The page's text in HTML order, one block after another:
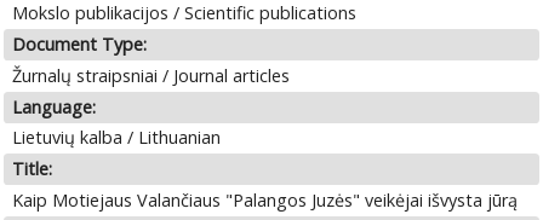
Mokslo publikacijos / Scientific publications
Document Type:
Žurnalų straipsniai / Journal articles
Language:
Lietuvių kalba / Lithuanian
Title:
Kaip Motiejaus Valančiaus "Palangos Juzės" veikėjai išvysta jūrą